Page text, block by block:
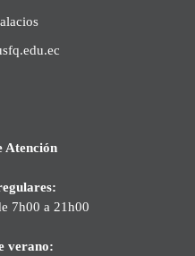
Atención
7h00 a 21h00
verano: